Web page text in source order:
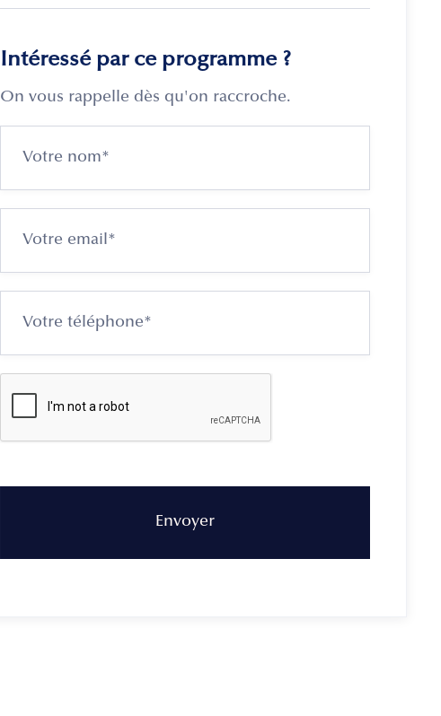
Intéressé par ce programme ?
On vous rappelle dès qu'on raccroche.